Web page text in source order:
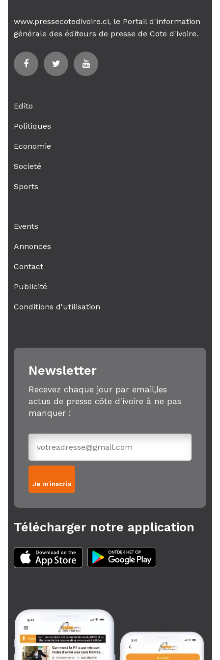
www.pressecotedivoire.ci, le Portail d'information
générale des éditeurs de presse de Cote d'ivoire.
Edito
Politiques
Economie
Societé
Sports
Events
Annonces
Contact
Publicité
Conditions d'utilisation
Newsletter
Recevez chaque jour par email,les
actus de presse côte d'ivoire à ne pas
manquer !
Je m'inscris
Télécharger notre application